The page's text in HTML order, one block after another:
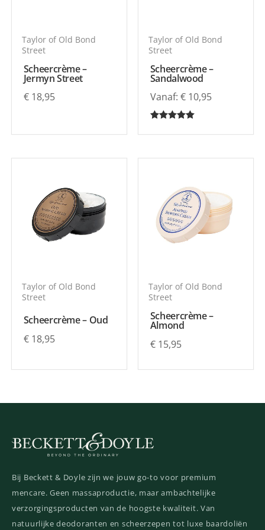
Taylor of Old Bond
Street
Scheercrème –
Jermyn Street
€18,95
Taylor of Old Bond
Street
Scheercrème –
Sandalwood
Vanaf: €10,95
Taylor of Old Bond
Street
Scheercrème – Oud
€18,95
Taylor of Old Bond
Street
Scheercrème –
Almond
€15,95
Bij Beckett & Doyle zijn we jouw go-to voor premium
mencare. Geen massaproductie, maar ambachtelijke
verzorgingsproducten van de hoogste kwaliteit. Van
natuurlijke deodoranten en scheerzepen tot luxe baardoliën